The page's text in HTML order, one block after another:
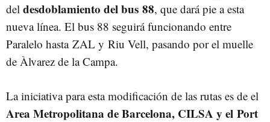
del desdoblamiento del bus 88, que dará pie a esta
nueva línea. El bus 88 seguirá funcionando entre
Paralelo hasta ZAL y Riu Vell, pasando por el muelle
de Àlvarez de la Campa.
La iniciativa para esta modificación de las rutas es de el
Area Metropolitana de Barcelona, CILSA y el Port